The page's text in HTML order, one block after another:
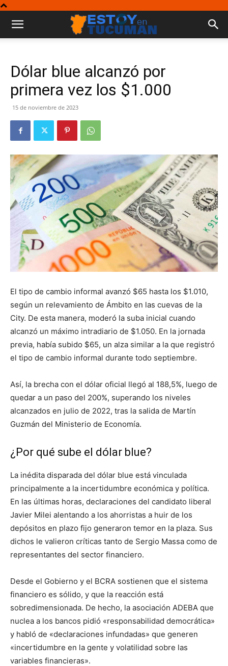
Dólar blue alcanzó por
primera vez los $1.000
15 de noviembre de 2023
El tipo de cambio informal avanzó $65 hasta los $1.010,
según un relevamiento de Ámbito en las cuevas de la
City. De esta manera, moderó la suba inicial cuando
alcanzó un máximo intradiario de $1.050. En la jornada
previa, había subido $65, un alza similar a la que registró
el tipo de cambio informal durante todo septiembre.
Así, la brecha con el dólar oficial llegó al 188,5%, luego de
quedar a un paso del 200%, superando los niveles
alcanzados en julio de 2022, tras la salida de Martín
Guzmán del Ministerio de Economía.
¿Por qué sube el dólar blue?
La inédita disparada del dólar blue está vinculada
principalmente a la incertidumbre económica y política.
En las últimas horas, declaraciones del candidato liberal
Javier Milei alentando a los ahorristas a huir de los
depósitos en plazo fijo generaron temor en la plaza. Sus
dichos le valieron críticas tanto de Sergio Massa como de
representantes del sector financiero.
Desde el Gobierno y el BCRA sostienen que el sistema
financiero es sólido, y que la reacción está
sobredimensionada. De hecho, la asociación ADEBA que
nuclea a los bancos pidió «responsabilidad democrática»
y habló de «declaraciones infundadas» que generen
«incertidumbre en la gente y volatilidad sobre las
variables financieras».